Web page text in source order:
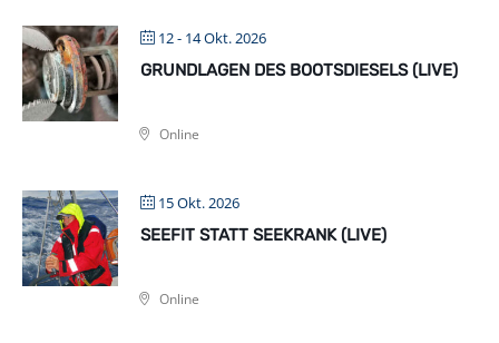
12 - 14 Okt. 2026
GRUNDLAGEN DES BOOTSDIESELS (LIVE)
Online
15 Okt. 2026
SEEFIT STATT SEEKRANK (LIVE)
Online